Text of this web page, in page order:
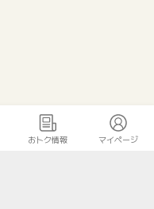
おトク情報 マイページ